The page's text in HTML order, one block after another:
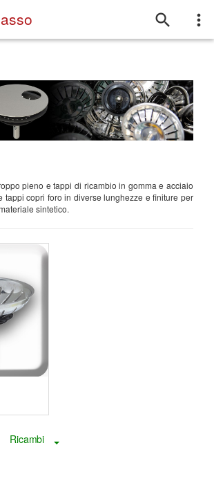
pieno e tappi di ricambio in gomma e acciaio
tappi copri foro in diverse lunghezze e finiture per
sintetico.
Dropdown
Ricambi Toggle Dropdown